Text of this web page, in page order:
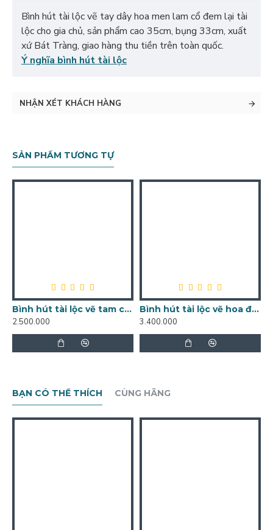
Bình hút tài lộc vẽ tay dây hoa men lam cổ đem lại tài
lộc cho gia chủ, sản phẩm cao 35cm, bụng 33cm, xuất
xứ Bát Tràng, giao hàng thu tiền trên toàn quốc.
Ý nghĩa bình hút tài lộc
NHẬN XÉT KHÁCH HÀNG
SẢN PHẨM TƯƠNG TỰ
Bình hút tài lộc vẽ tam cảnh BL01
2.500.000
Bình hút tài lộc vẽ hoa đào chữ thọ chỉ vàng kim BL03
3.400.000
BẠN CÓ THỂ THÍCH CÙNG HÃNG